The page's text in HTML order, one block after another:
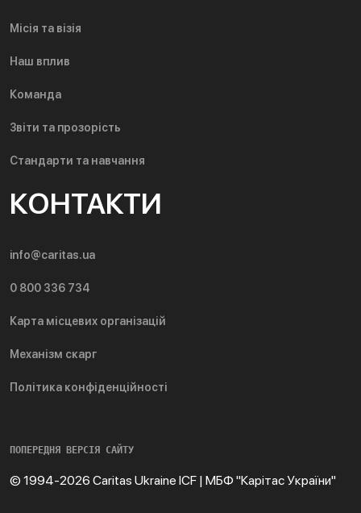
Місія та візія
Наш вплив
Команда
Звіти та прозорість
Стандарти та навчання
КОНТАКТИ
info@caritas.ua
0 800 336 734
Карта місцевих організацій
Механізм скарг
Політика конфіденційності
ПОПЕРЕДНЯ ВЕРСІЯ САЙТУ
© 1994-2026 Caritas Ukraine ICF | МБФ "Карітас України"